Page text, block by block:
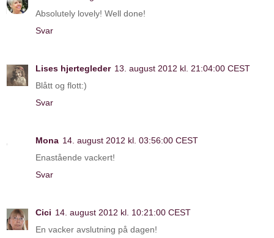
Absolutely lovely! Well done!
Svar
Lises hjertegleder 13. august 2012 kl. 21:04:00 CEST
Blått og flott:)
Svar
Mona 14. august 2012 kl. 03:56:00 CEST
Enastående vackert!
Svar
Cici 14. august 2012 kl. 10:21:00 CEST
En vacker avslutning på dagen!